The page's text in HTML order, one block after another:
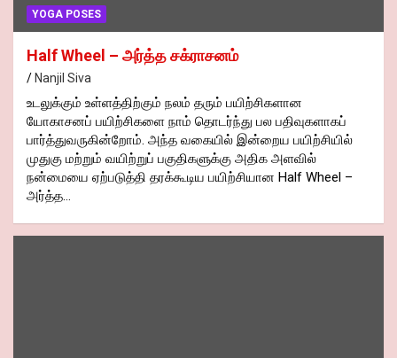
YOGA POSES
Half Wheel – அர்த்த சக்ராசனம்
Nanjil Siva
உடலுக்கும் உள்ளத்திற்கும் நலம் தரும் பயிற்சிகளான
யோகாசனப் பயிற்சிகளை நாம் தொடர்ந்து பல பதிவுகளாகப்
பார்த்துவருகின்றோம். அந்த வகையில் இன்றைய பயிற்சியில்
முதுகு மற்றும் வயிற்றுப் பகுதிகளுக்கு அதிக அளவில்
நன்மையை ஏற்படுத்தி தரக்கூடிய பயிற்சியான Half Wheel –
அர்த்த…